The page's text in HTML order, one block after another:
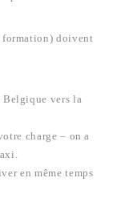
formation) doivent
vers la
charge – on a
en même temps